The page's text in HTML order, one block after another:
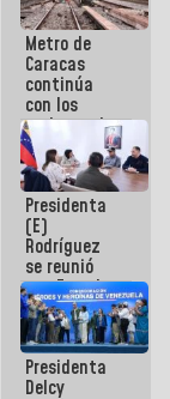
Metro de
Caracas
continúa
con los
trabajos de
mantenimiento
e inspección
en la Línea 2
Presidenta
(E)
Rodríguez
se reunió
con Estado
Mayor
Eléctrico
para
abordar
planes de
Presidenta
Delcy